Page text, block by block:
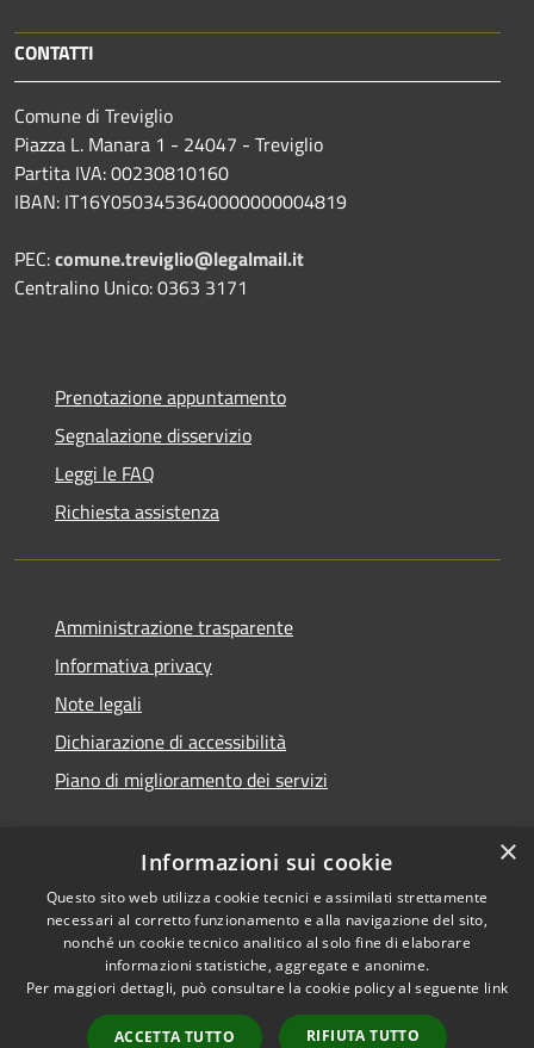
CONTATTI
Comune di Treviglio
Piazza L. Manara 1 - 24047 - Treviglio
Partita IVA: 00230810160
IBAN: IT16Y0503453640000000004819
PEC:comune.treviglio@legalmail.it
Centralino Unico: 0363 3171
Prenotazione appuntamento
Segnalazione disservizio
Leggi le FAQ
Richiesta assistenza
Amministrazione trasparente
Informativa privacy
Note legali
Dichiarazione di accessibilità
Piano di miglioramento dei servizi
RSS
Accessibilità
Privacy
Cookie
Mappa del sito
Copyright © 2026 • Comune di
Treviglio • Powered by
Municipium•Accesso
redazione
×
Informazioni sui cookie
Questo sito web utilizza cookie tecnici e assimilati strettamente
necessari al corretto funzionamento e alla navigazione del sito,
nonché un cookie tecnico analitico al solo fine di elaborare
informazioni statistiche, aggregate e anonime.
Per maggiori dettagli, può consultare la cookie policy al seguente link
ACCETTA TUTTO RIFIUTA TUTTO